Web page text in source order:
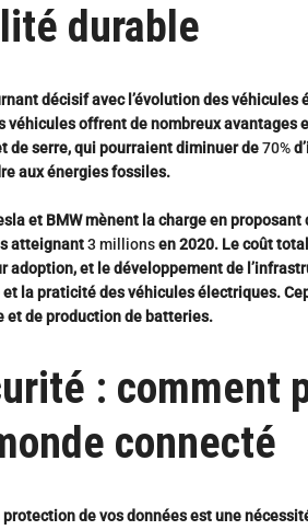
durable
décisif avec l’évolution des
véhicules offrent de nombreux
de serre, qui pourraient diminuer de70%
aux énergies fossiles.
et BMWmènent la charge en proposant
atteignant3 millionsen 2020. Le coût
adoption, et le développement de
la praticité des véhicules électriques.
et de production de batteries.
: comment
connecté
protection de vos données est une